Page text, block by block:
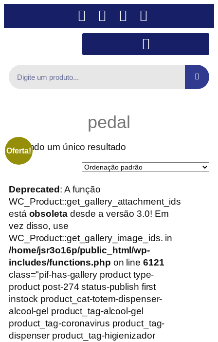
pedal
Exibindo um único resultado
Deprecated : A função
WC_Product::get_gallery_attachment_ids
está obsoletadesde a versão 3.0! Em
vez disso, use
WC_Product::get_gallery_image_ids. in
/home/jsr3o16p/public_html/wp-
includes/functions.php on line 6121
class="pif-has-gallery product type-
product post-274 status-publish first
instock product_cat-totem-dispenser-
alcool-gel product_tag-alcool-gel
product_tag-coronavirus product_tag-
dispenser product_tag-higienizador
Oferta!